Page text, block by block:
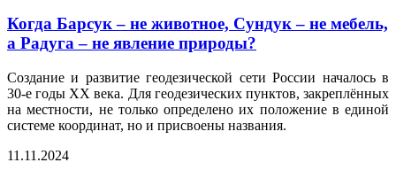
Когда Барсук – не животное, Сундук – не мебель,
а Радуга – не явление природы?
Создание и развитие геодезической сети России началось в
30-е годы XX века. Для геодезических пунктов, закреплённых
на местности, не только определено их положение в единой
системе координат, но и присвоены названия.
11.11.2024